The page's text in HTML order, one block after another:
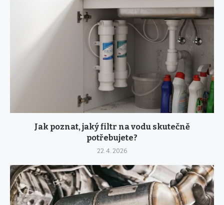
Jak poznat, jaký filtr na vodu skutečně
potřebujete?
22. 4. 2026